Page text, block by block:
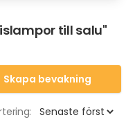
till salu"
Skapa bevakning